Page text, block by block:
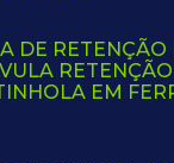
DE
EM